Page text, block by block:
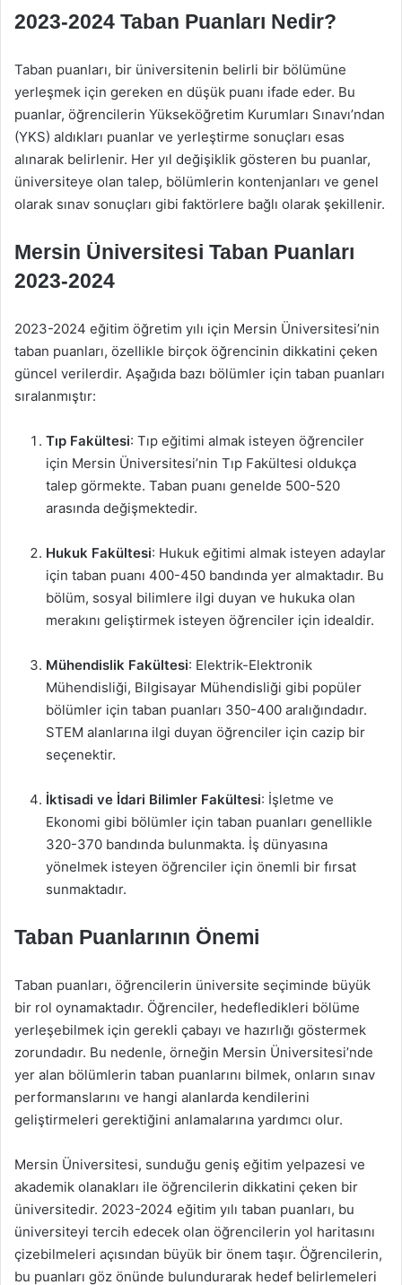
2023-2024 Taban Puanları Nedir?
Taban puanları, bir üniversitenin belirli bir bölümüne
yerleşmek için gereken en düşük puanı ifade eder. Bu
puanlar, öğrencilerin Yükseköğretim Kurumları Sınavı’ndan
(YKS) aldıkları puanlar ve yerleştirme sonuçları esas
alınarak belirlenir. Her yıl değişiklik gösteren bu puanlar,
üniversiteye olan talep, bölümlerin kontenjanları ve genel
olarak sınav sonuçları gibi faktörlere bağlı olarak şekillenir.
Mersin Üniversitesi Taban Puanları
2023-2024
2023-2024 eğitim öğretim yılı için Mersin Üniversitesi’nin
taban puanları, özellikle birçok öğrencinin dikkatini çeken
güncel verilerdir. Aşağıda bazı bölümler için taban puanları
sıralanmıştır:
Tıp Fakültesi: Tıp eğitimi almak isteyen öğrenciler
için Mersin Üniversitesi’nin Tıp Fakültesi oldukça
talep görmekte. Taban puanı genelde 500-520
arasında değişmektedir.
Hukuk Fakültesi: Hukuk eğitimi almak isteyen adaylar
için taban puanı 400-450 bandında yer almaktadır. Bu
bölüm, sosyal bilimlere ilgi duyan ve hukuka olan
merakını geliştirmek isteyen öğrenciler için idealdir.
Mühendislik Fakültesi: Elektrik-Elektronik
Mühendisliği, Bilgisayar Mühendisliği gibi popüler
bölümler için taban puanları 350-400 aralığındadır.
STEM alanlarına ilgi duyan öğrenciler için cazip bir
seçenektir.
İktisadi ve İdari Bilimler Fakültesi: İşletme ve
Ekonomi gibi bölümler için taban puanları genellikle
320-370 bandında bulunmakta. İş dünyasına
yönelmek isteyen öğrenciler için önemli bir fırsat
sunmaktadır.
Taban Puanlarının Önemi
Taban puanları, öğrencilerin üniversite seçiminde büyük
bir rol oynamaktadır. Öğrenciler, hedefledikleri bölüme
yerleşebilmek için gerekli çabayı ve hazırlığı göstermek
zorundadır. Bu nedenle, örneğin Mersin Üniversitesi’nde
yer alan bölümlerin taban puanlarını bilmek, onların sınav
performanslarını ve hangi alanlarda kendilerini
geliştirmeleri gerektiğini anlamalarına yardımcı olur.
Mersin Üniversitesi, sunduğu geniş eğitim yelpazesi ve
akademik olanakları ile öğrencilerin dikkatini çeken bir
üniversitedir. 2023-2024 eğitim yılı taban puanları, bu
üniversiteyi tercih edecek olan öğrencilerin yol haritasını
çizebilmeleri açısından büyük bir önem taşır. Öğrencilerin,
bu puanları göz önünde bulundurarak hedef belirlemeleri